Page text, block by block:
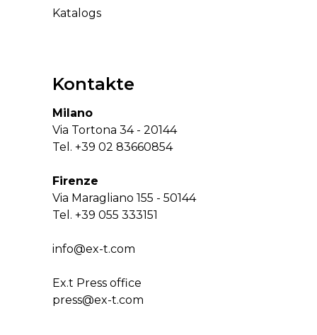
Katalogs
Kontakte
Milano
Via Tortona 34 - 20144
Tel. +39 02 83660854
Firenze
Via Maragliano 155 - 50144
Tel. +39 055 333151
info@ex-t.com
Ex.t Press office
press@ex-t.com